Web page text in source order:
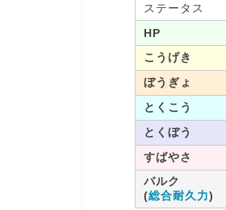
ステータス
HP
こうげき
ぼうぎょ
とくこう
とくぼう
すばやさ
バルク
(総合耐久力)